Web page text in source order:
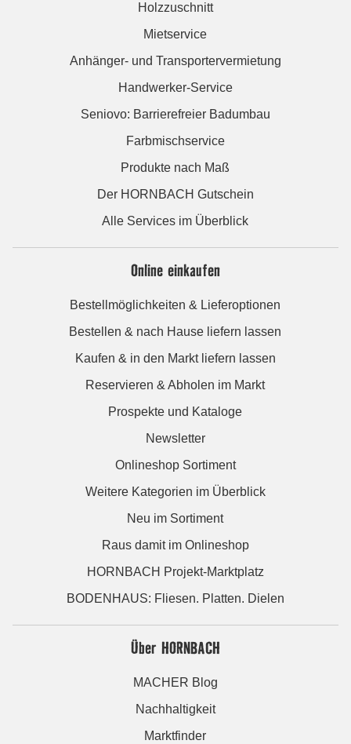
Holzzuschnitt
Mietservice
Anhänger- und Transportervermietung
Handwerker-Service
Seniovo: Barrierefreier Badumbau
Farbmischservice
Produkte nach Maß
Der HORNBACH Gutschein
Alle Services im Überblick
Online einkaufen
Bestellmöglichkeiten & Lieferoptionen
Bestellen & nach Hause liefern lassen
Kaufen & in den Markt liefern lassen
Reservieren & Abholen im Markt
Prospekte und Kataloge
Newsletter
Onlineshop Sortiment
Weitere Kategorien im Überblick
Neu im Sortiment
Raus damit im Onlineshop
HORNBACH Projekt-Marktplatz
BODENHAUS: Fliesen. Platten. Dielen
Über HORNBACH
MACHER Blog
Nachhaltigkeit
Marktfinder